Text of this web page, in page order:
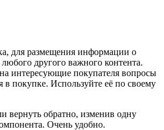
для размещения информации о
другого важного контента.
интересующие покупателя вопросы
в покупке. Используйте её по своему
вернуть обратно, изменив одну
Очень удобно.